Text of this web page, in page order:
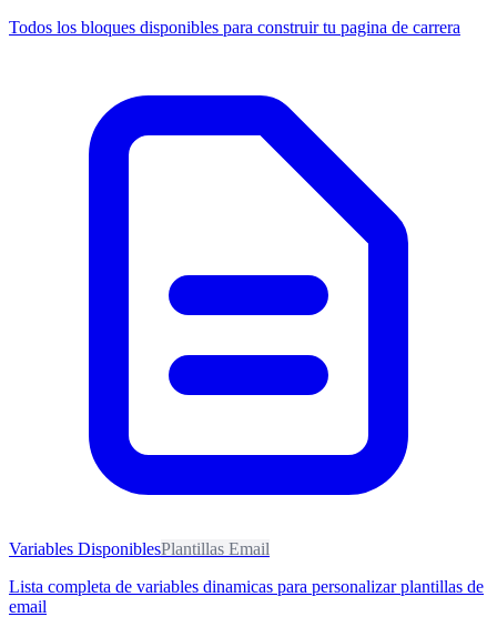
Todos los bloques disponibles para construir tu pagina de carrera
Variables DisponiblesPlantillas Email
Lista completa de variables dinamicas para personalizar plantillas de
email